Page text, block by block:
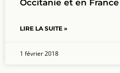
Occitanie et en France
LIRE LA SUITE »
1 février 2018